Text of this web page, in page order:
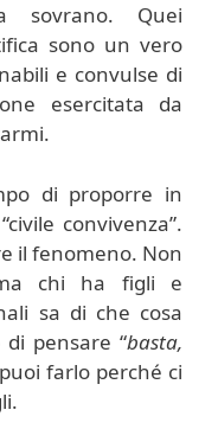
sovrano. Quei
sono un vero
e convulse di
esercitata da
di proporre in
convivenza”.
il fenomeno. Non
chi ha figli e
sa di che cosa
pensare “basta,
farlo perché ci